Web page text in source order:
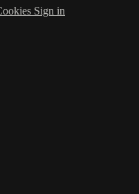
Sign in